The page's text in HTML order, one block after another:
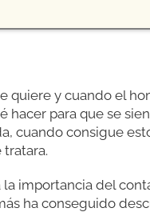
quiere y cuando el
hacer para que se
cuando consigue
importancia del
ha conseguido